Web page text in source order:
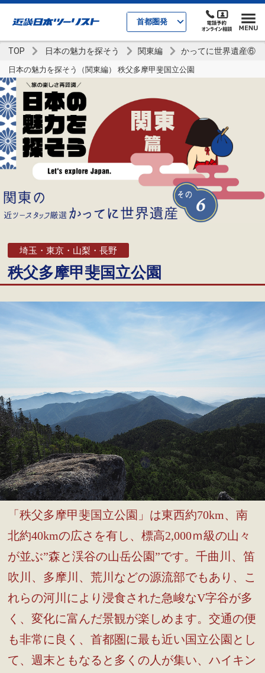
首都圏発
TOP 日本の魅力を探そう 関東編 かってに世界遺産⑥
日本の魅力を探そう（関東編） 秩父多摩甲斐国立公園
埼玉・東京・山梨・長野
秩父多摩甲斐国立公園
「秩父多摩甲斐国立公園」は東西約70km、南
北約40kmの広さを有し、標高2,000ｍ級の山々
が並ぶ”森と渓谷の山岳公園”です。千曲川、笛
吹川、多摩川、荒川などの源流部でもあり、こ
れらの河川により浸食された急峻なV字谷が多
く、変化に富んだ景観が楽しめます。交通の便
も非常に良く、首都圏に最も近い国立公園とし
て、週末ともなると多くの人が集い、ハイキン